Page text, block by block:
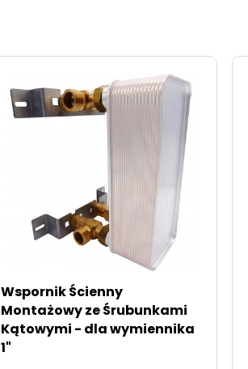
Wspornik Ścienny
Montażowy ze Śrubunkami
Kątowymi - dla wymiennika
1"